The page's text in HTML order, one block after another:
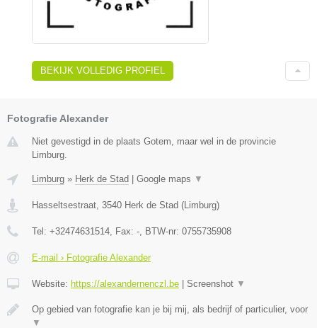
BEKIJK VOLLEDIG PROFIEL
Fotografie Alexander
Niet gevestigd in de plaats Gotem, maar wel in de provincie
Limburg.
Limburg » Herk de Stad Google maps ▼
Hasseltsestraat, 3540 Herk de Stad (Limburg)
Tel: +32474631514, Fax: -, BTW-nr: 0755735908
E-mail › Fotografie Alexander
Website: https://alexandernenczl.be Screenshot ▼
Op gebied van fotografie kan je bij mij, als bedrijf of particulier, voor
▼